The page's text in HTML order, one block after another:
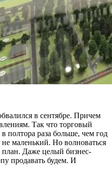
в сентябре. Причем
Так что торговый
полтора раза больше, чем год
маленький. Но волноваться
Даже целый бизнес-
продавать будем. И